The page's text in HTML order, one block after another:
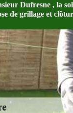
Dufresne , la
de grillage et